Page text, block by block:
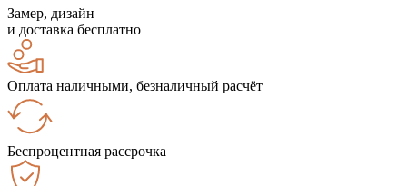
Замер, дизайн
и доставка бесплатно
Оплата наличными, безналичный расчёт
Беспроцентная рассрочка